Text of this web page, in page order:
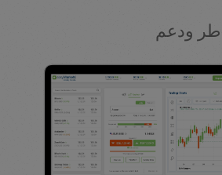
ودعم